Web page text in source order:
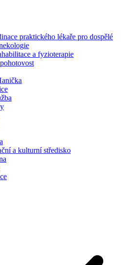
praktického lékaře pro dospělé
a fyzioterapie
a kulturní středisko